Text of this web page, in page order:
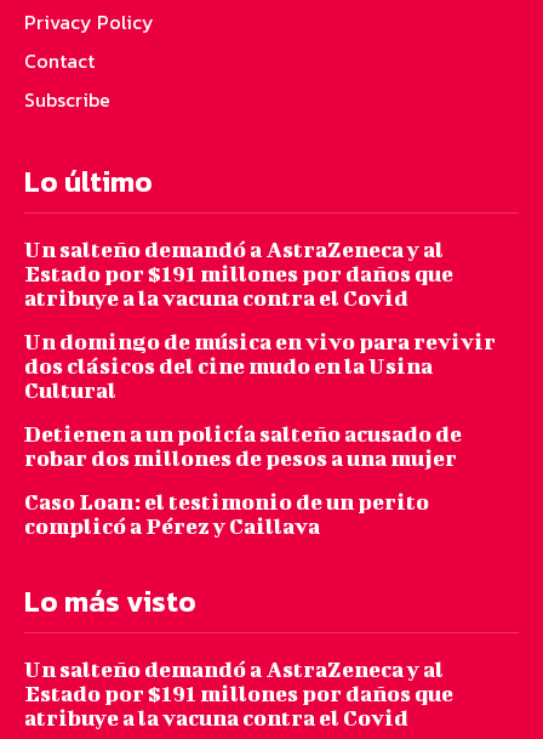
Privacy Policy
Contact
Subscribe
Lo último
Un salteño demandó a AstraZeneca y al
Estado por $191 millones por daños que
atribuye a la vacuna contra el Covid
Un domingo de música en vivo para revivir
dos clásicos del cine mudo en la Usina
Cultural
Detienen a un policía salteño acusado de
robar dos millones de pesos a una mujer
Caso Loan: el testimonio de un perito
complicó a Pérez y Caillava
Lo más visto
Un salteño demandó a AstraZeneca y al
Estado por $191 millones por daños que
atribuye a la vacuna contra el Covid